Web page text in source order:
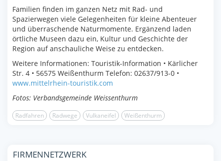
Familien finden im ganzen Netz mit Rad- und
Spazierwegen viele Gelegenheiten für kleine Abenteuer
und überraschende Naturmomente. Ergänzend laden
örtliche Museen dazu ein, Kultur und Geschichte der
Region auf anschauliche Weise zu entdecken.
Weitere Informationen: Touristik-Information • Kärlicher
Str. 4 • 56575 Weißenthurm Telefon: 02637/913-0 •
www.mittelrhein-touristik.com
Fotos: Verbandsgemeinde Weissenthurm
Radfahren Radwege Vulkaneifel Weißenthurm
FIRMENNETZWERK